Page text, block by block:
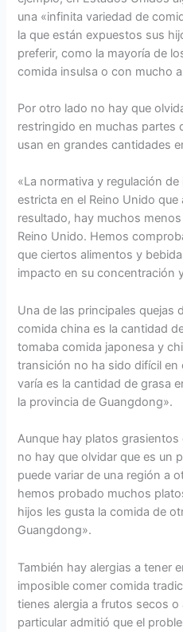
una «infinita variedad de
la que están expuestos sus
preferir, como la mayoría de
comida insulsa o con mucho
Por otro lado no hay que
restringido en muchas partes
usan en grandes cantidades
«La normativa y regulación
estricta en el Reino Unido
resultado, hay muchos
Reino Unido. Hemos
que ciertos alimentos y
impacto en su concentración
Una de las principales quejas
comida china es la cantidad
tomaba comida japonesa y
transición no ha sido difícil en
varía es la cantidad de grasa
la provincia de Guangdong».
Aunque hay platos
no hay que olvidar que es un
puede variar de una región a
hemos probado muchos
hijos les gusta la comida de
Guangdong».
También hay alergias a tener
imposible comer comida
tienes alergia a frutos secos o
particular admitió que el